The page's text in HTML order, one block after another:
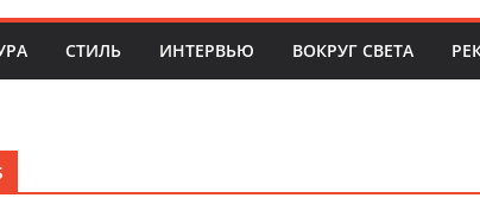
СТИЛЬ ИНТЕРВЬЮ ВОКРУГ СВЕТА